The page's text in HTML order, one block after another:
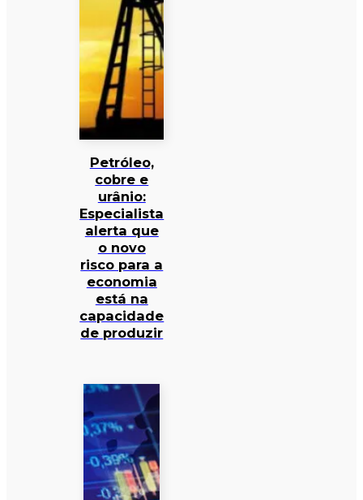
Petróleo,
cobre e
urânio:
Especialista
alerta que
o novo
risco para a
economia
está na
capacidade
de produzir